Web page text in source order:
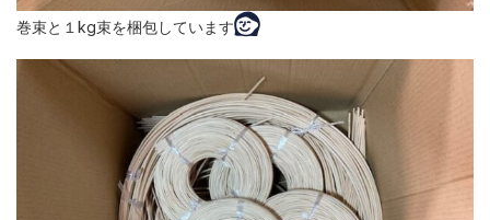
巻束と１kg束を梱包しています